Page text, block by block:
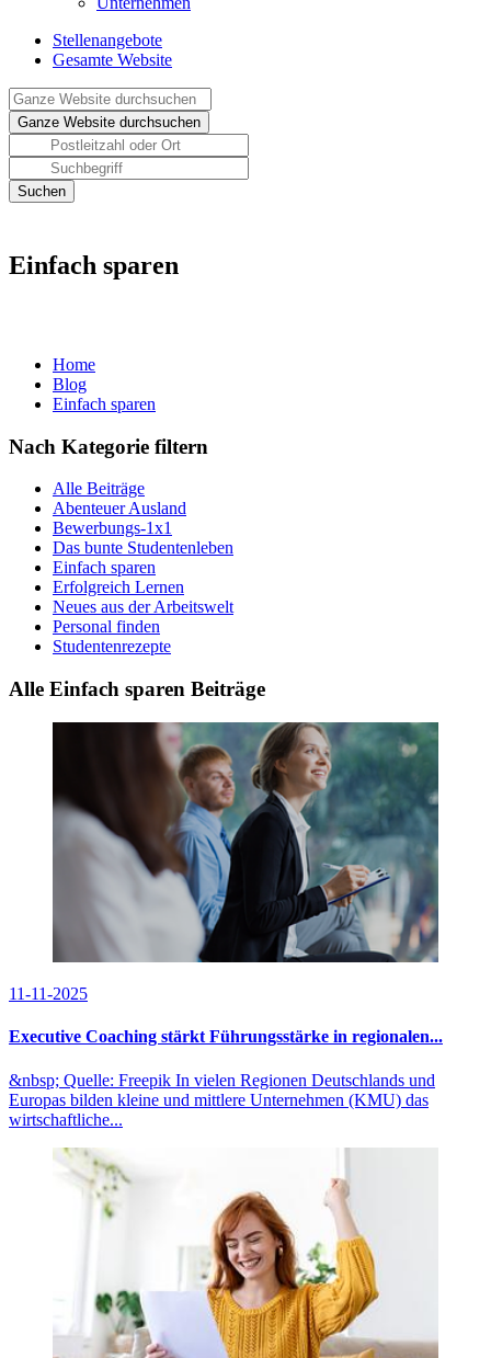
Stellenangebote
Gesamte Website
Einfach sparen
Home
Blog
Einfach sparen
Nach Kategorie filtern
Alle Beiträge
Abenteuer Ausland
Bewerbungs-1x1
Das bunte Studentenleben
Einfach sparen
Erfolgreich Lernen
Neues aus der Arbeitswelt
Personal finden
Studentenrezepte
Alle Einfach sparen Beiträge
11-11-2025
Executive Coaching stärkt Führungsstärke in regionalen...
&nbsp; Quelle: Freepik In vielen Regionen Deutschlands und
Europas bilden kleine und mittlere Unternehmen (KMU) das
wirtschaftliche...